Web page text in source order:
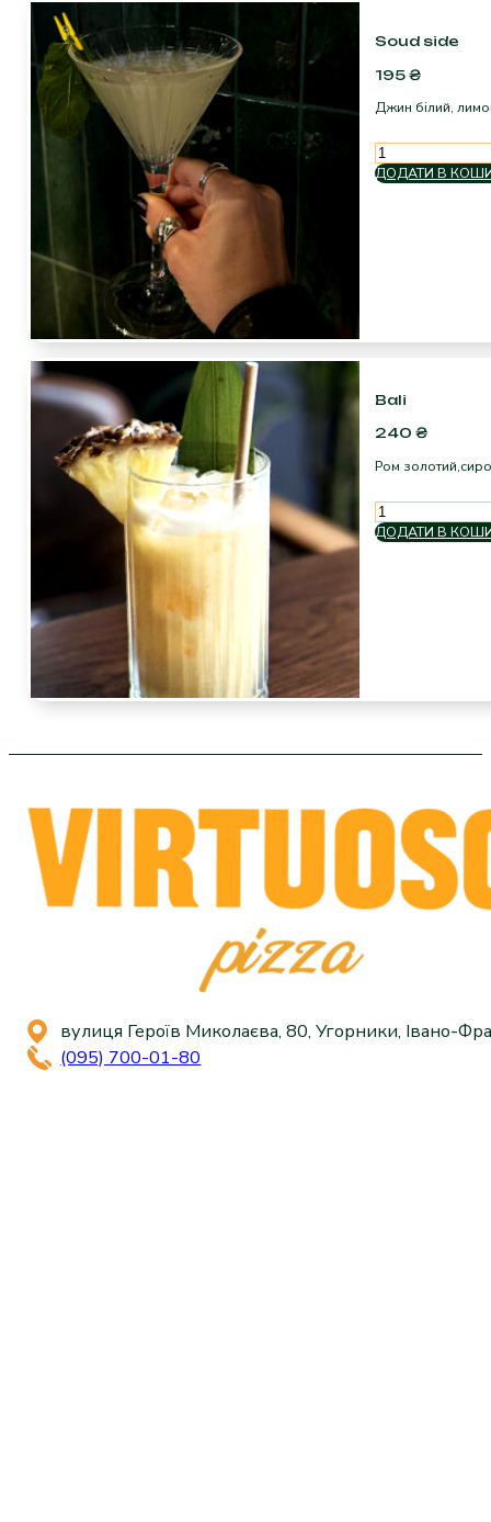
Soud side
195₴
Джин білий,
Soud
side
кількість
ДОДАТИ В
Bali
240₴
Ром
Bali
кількість
ДОДАТИ В
вулиця Героїв Миколаєва, 80, Угорники, Івано-
(095) 700-01-80